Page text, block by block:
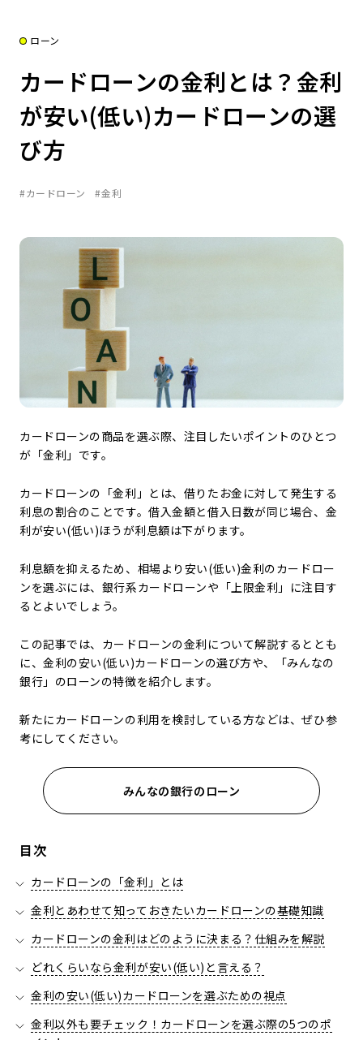
ローン
カードローンの金利とは？金利
が安い(低い)カードローンの選
び方
#カードローン #金利
カードローンの商品を選ぶ際、注目したいポイントのひとつ
が「金利」です。
カードローンの「金利」とは、借りたお金に対して発生する
利息の割合のことです。借入金額と借入日数が同じ場合、金
利が安い(低い)ほうが利息額は下がります。
利息額を抑えるため、相場より安い(低い)金利のカードロー
ンを選ぶには、銀行系カードローンや「上限金利」に注目す
るとよいでしょう。
この記事では、カードローンの金利について解説するととも
に、金利の安い(低い)カードローンの選び方や、「みんなの
銀行」のローンの特徴を紹介します。
新たにカードローンの利用を検討している方などは、ぜひ参
考にしてください。
みんなの銀行のローン
目次
カードローンの「金利」とは
金利とあわせて知っておきたいカードローンの基礎知識
カードローンの金利はどのように決まる？仕組みを解説
どれくらいなら金利が安い(低い)と言える？
金利の安い(低い)カードローンを選ぶための視点
金利以外も要チェック！カードローンを選ぶ際の5つのポ